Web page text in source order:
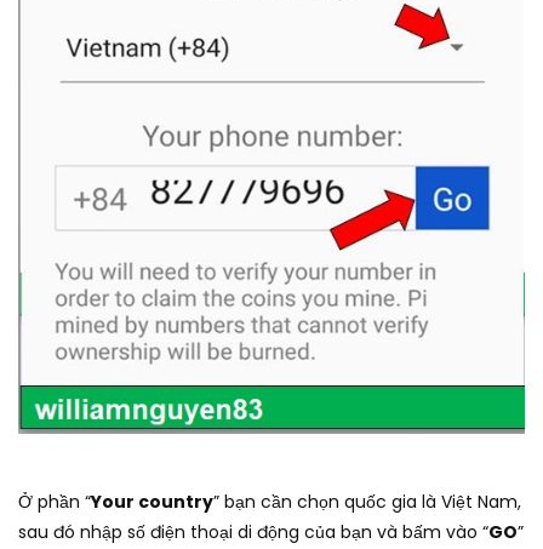
Ở phần “Your country” bạn cần chọn quốc gia là Việt Nam,
sau đó nhập số điện thoại di động của bạn và bấm vào “GO”